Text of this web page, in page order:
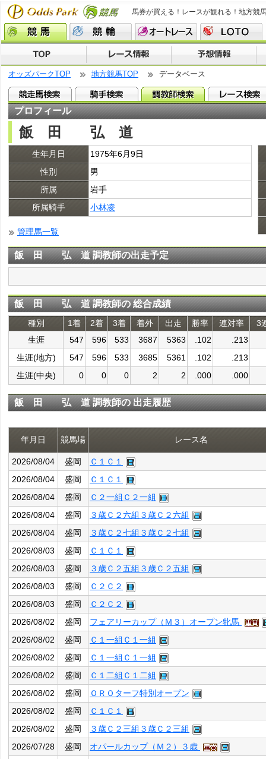
馬券が買える！レースが観れる！地方競
オッズパークTOP 地方競馬TOP データベース
プロフィール
飯 田 弘 道
生年月日
1975年6月9日
性別
男
所属
岩手
所属騎手
小林凌
管理馬一覧
飯 田 弘 道 調教師の出走予定
飯 田 弘 道 調教師の 総合成績
種別 1着 2着 3着 着外 出走 勝率 連対率
3
生涯
547 596 533 3687 5363 .102
.213
生涯(地方)
547 596 533 3685 5361 .102
.213
生涯(中央)
0 0 0 2 2 .000 .000
飯 田 弘 道 調教師の 出走履歴
年月日 競馬場 レース名
2026/08/04 盛岡
Ｃ１Ｃ１
2026/08/04
盛岡
Ｃ１Ｃ１
2026/08/04
盛岡
Ｃ２一組Ｃ２一組
2026/08/04
盛岡
３歳Ｃ２六組３歳Ｃ２六組
2026/08/04
盛岡
３歳Ｃ２七組３歳Ｃ２七組
2026/08/03
盛岡
Ｃ１Ｃ１
2026/08/03
盛岡
３歳Ｃ２五組３歳Ｃ２五組
2026/08/03
盛岡
Ｃ２Ｃ２
2026/08/03
盛岡
Ｃ２Ｃ２
2026/08/02
盛岡
フェアリーカップ（Ｍ３）オープン牝馬
2026/08/02
盛岡
Ｃ１一組Ｃ１一組
2026/08/02
盛岡
Ｃ１一組Ｃ１一組
2026/08/02
盛岡
Ｃ１二組Ｃ１二組
2026/08/02
盛岡
ＯＲＯターフ特別オープン
2026/08/02
盛岡
Ｃ１Ｃ１
2026/08/02
盛岡
３歳Ｃ２三組３歳Ｃ２三組
2026/07/28
盛岡
オパールカップ（Ｍ２）３歳